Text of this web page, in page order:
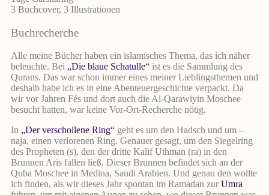
3 Buchcover, 3 Illustrationen
Buchrecherche
Alle meine Bücher haben ein islamisches Thema, das ich näher
beleuchte. Bei „Die blaue Schatulle“ ist es die Sammlung des
Qurans. Das war schon immer eines meiner Lieblingsthemen und
deshalb habe ich es in eine Abenteuergeschichte verpackt. Da
wir vor Jahren Fés und dort auch die Al-Qarawiyin Moschee
besucht hatten, war keine Vor-Ort-Recherche nötig.
In „Der verschollene Ring“ geht es um den Hadsch und um –
naja, einen verlorenen Ring. Genauer gesagt, um den Siegelring
des Propheten (s), den der dritte Kalif Uthman (ra) in den
Brunnen Aris fallen ließ. Dieser Brunnen befindet sich an der
Quba Moschee in Medina, Saudi Arabien. Und genau den wollte
ich finden, als wir dieses Jahr spontan im Ramadan zurUmra